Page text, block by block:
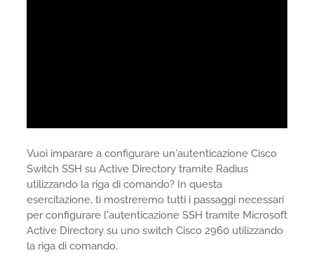
Vuoi imparare a configurare un'autenticazione Cisco
Switch SSH su Active Directory tramite Radius
utilizzando la riga di comando? In questa
esercitazione, ti mostreremo tutti i passaggi necessari
per configurare l'autenticazione SSH tramite Microsoft
Active Directory su uno switch Cisco 2960 utilizzando
la riga di comando.